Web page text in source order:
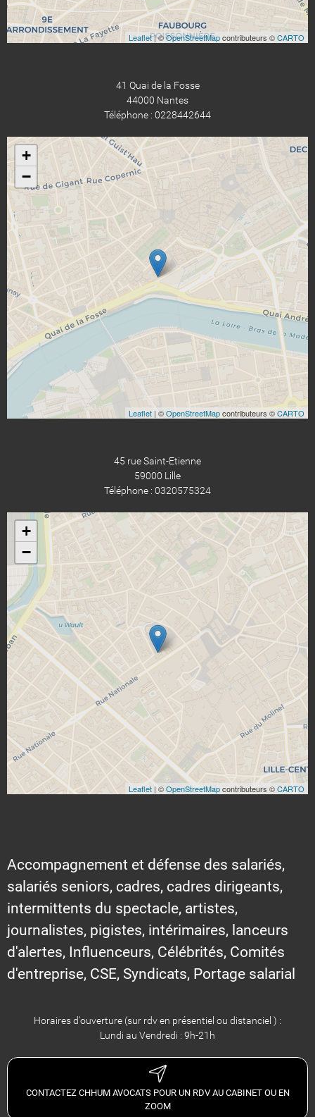
Leaflet| ©OpenStreetMapcontributeurs ©CARTO
41 Quai de la Fosse
44000 Nantes
Téléphone : 0228442644
+
−
Leaflet | ©OpenStreetMapcontributeurs ©CARTO
45 rue Saint-Etienne
59000 Lille
Téléphone : 0320575324
+
−
Leaflet | ©OpenStreetMapcontributeurs ©CARTO
Accompagnement et défense des salariés,
salariés seniors, cadres, cadres dirigeants,
intermittents du spectacle, artistes,
journalistes, pigistes, intérimaires, lanceurs
d'alertes, Influenceurs, Célébrités, Comités
d'entreprise, CSE, Syndicats, Portage salarial
Horaires d'ouverture (sur rdv en présentiel ou distanciel ) :
Lundi au Vendredi : 9h-21h
CONTACTEZ CHHUM AVOCATS POUR UN RDV AU CABINET OU EN
ZOOM